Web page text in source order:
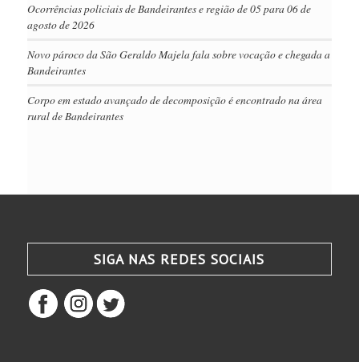
Ocorrências policiais de Bandeirantes e região de 05 para 06 de
agosto de 2026
Novo pároco da São Geraldo Majela fala sobre vocação e chegada a
Bandeirantes
Corpo em estado avançado de decomposição é encontrado na área
rural de Bandeirantes
SIGA NAS REDES SOCIAIS